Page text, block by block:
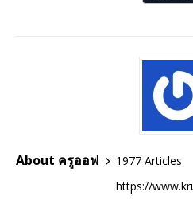
About ครูออฟ
1977 Articles
https://